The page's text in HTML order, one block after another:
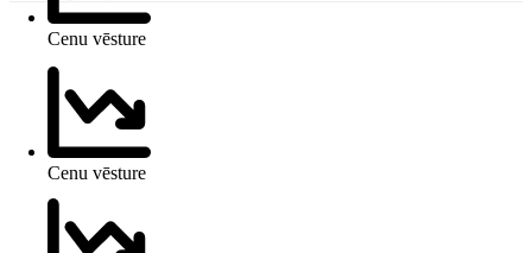
Cenu vēsture
Cenu vēsture